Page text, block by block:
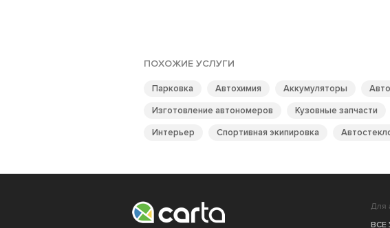
ПОХОЖИЕ УСЛУГИ
Парковка Автохимия Аккумуляторы
Изготовление автономеров
Кузовные запчасти
Интерьер
Спортивная экипировка
Для
ВСЕ